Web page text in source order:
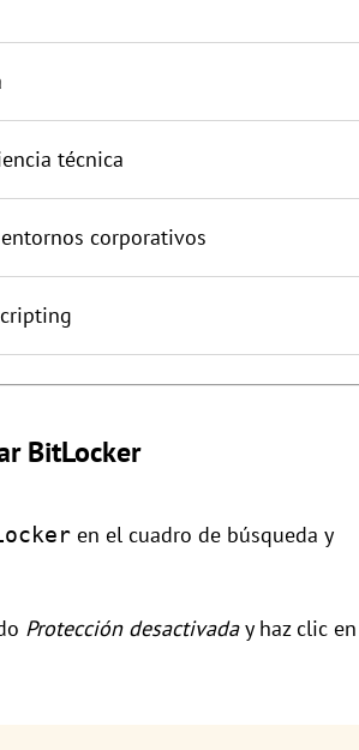
técnica
corporativos
BitLocker
en el cuadro de búsqueda y
Protección desactivaday haz clic en